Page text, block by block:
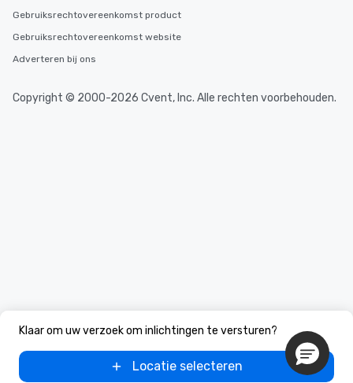
Klaar om uw verzoek om inlichtingen te versturen?
Locatie selecteren
Gebruiksrechtovereenkomst product
Gebruiksrechtovereenkomst website
Adverteren bij ons
Copyright © 2000-2026 Cvent, Inc. Alle rechten voorbehouden.